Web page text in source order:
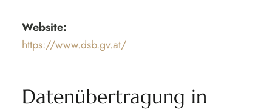
Website:
https://www.dsb.gv.at/
Datenübertragung in